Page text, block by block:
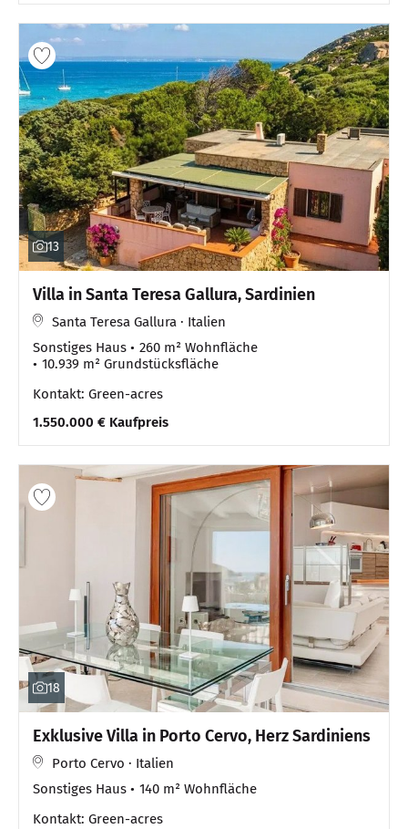
13
Villa in Santa Teresa Gallura, Sardinien
Santa Teresa Gallura · Italien
Sonstiges Haus
260 m² Wohnfläche
10.939 m² Grundstücksfläche
Kontakt: Green-acres
1.550.000 € Kaufpreis
18
Exklusive Villa in Porto Cervo, Herz Sardiniens
Porto Cervo · Italien
Sonstiges Haus
140 m² Wohnfläche
Kontakt: Green-acres